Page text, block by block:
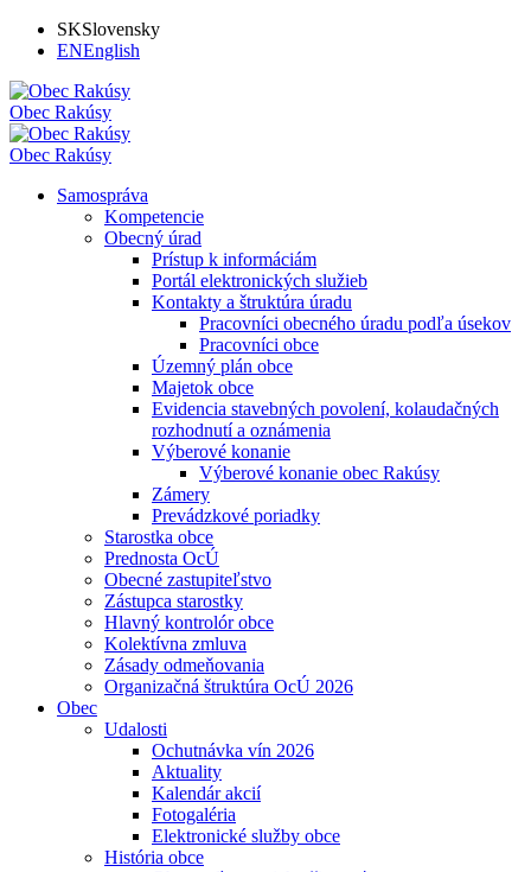
SKSlovensky
ENEnglish
Obec Rakúsy
Obec Rakúsy
Samospráva
Kompetencie
Obecný úrad
Prístup k informáciám
Portál elektronických služieb
Kontakty a štruktúra úradu
Pracovníci obecného úradu podľa úsekov
Pracovníci obce
Územný plán obce
Majetok obce
Evidencia stavebných povolení, kolaudačných
rozhodnutí a oznámenia
Výberové konanie
Výberové konanie obec Rakúsy
Zámery
Prevádzkové poriadky
Starostka obce
Prednosta OcÚ
Obecné zastupiteľstvo
Zástupca starostky
Hlavný kontrolór obce
Kolektívna zmluva
Zásady odmeňovania
Organizačná štruktúra OcÚ 2026
Obec
Udalosti
Ochutnávka vín 2026
Aktuality
Kalendár akcií
Fotogaléria
Elektronické služby obce
História obce